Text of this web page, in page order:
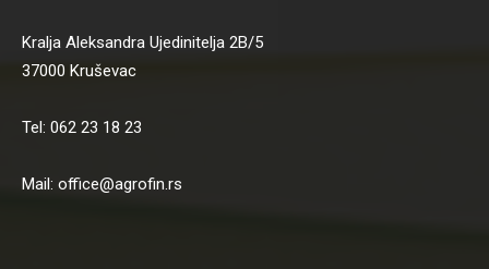
Kralja Aleksandra Ujedinitelja 2B/5
37000 Kruševac
Tel: 062 23 18 23
Mail: office@agrofin.rs